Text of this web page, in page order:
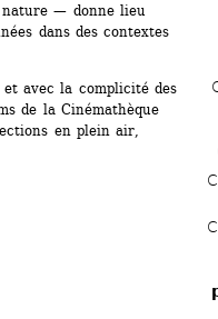
— donne lieu
dans des contextes
avec la complicité des
de la Cinémathèque
en plein air,